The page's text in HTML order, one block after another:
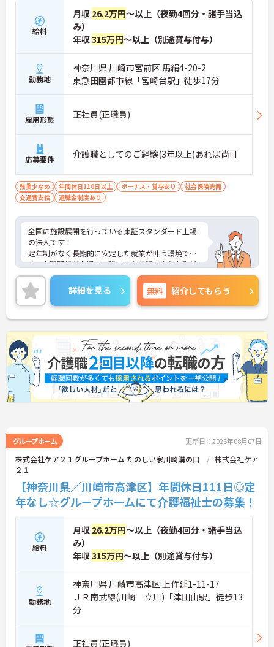
給料
月収 26.2万円～以上（夜勤4回分・諸手当込
み）
年収315万円～以上（別途賞与付与）
勤務地
神奈川県 川崎市宮前区 馬絹4-20-2
東急田園都市線「宮崎台駅」徒歩17分
雇用形態 正社員(正職員)
応募要件 介護職としてのご経験(3年以上)あれば尚可
残業少なめ 年間休日110日以上 ボーナス・賞与あり
社会保険完備
交通費支給
退職金制度あり
全国に施設展開を行っている東証スタンダード上場
の法人です！
定年制がなく長期的に安定した就業が叶う環境で
す。人間関係が良好で、職員同士が認め合う文化が
根付いています。
ご興味のある方には、面接対策ポイントなど、さら
に詳細をご案内しますのでお気軽にご相談くださ
い！
詳細を見る 無料 紹介してもらう
グループホーム 更新日：2026年08月07日
株式会社ケア２１グループホーム たのしい家川崎溝の口
株式会社ケア
２１
【神奈川県／川崎市高津区】年間休日111日◎定
年なし☆グループホームにて介護福祉士の募集！
給料
月収 26.2万円～以上（夜勤4回分・諸手当込
み）
年収315万円～以上（別途賞与付与）
勤務地
神奈川県 川崎市高津区 上作延1-11-17
ＪＲ南武線(川崎－立川)「津田山駅」徒歩13
分
正社員(正職員)